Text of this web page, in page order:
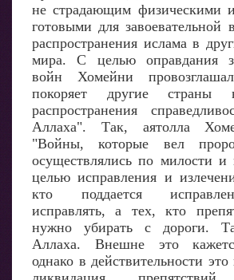
не страдающим физическими
готовыми для
распространения ислама в
мира. С целью оправдания
войн Хомейни
покоряет другие страны
распространения
Аллаха". Так, аятолла
"Войны, которые вел
осуществлялись по милости и
целью исправления и
кто поддается
исправлять, а тех, кто
нужно убирать с дороги.
Аллаха. Внешне это
однако в действительности